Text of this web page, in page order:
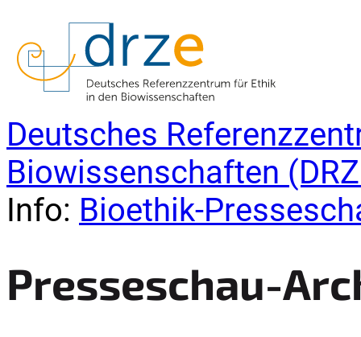
Deutsches
Biowissenschaften
Info: Bioethik-
Presseschau-